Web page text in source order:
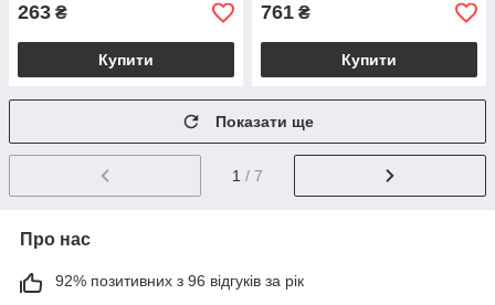
263 ₴
Купити
761 ₴
Купити
Показати ще
1 / 7
Про нас
92% позитивних з 96 відгуків за рік